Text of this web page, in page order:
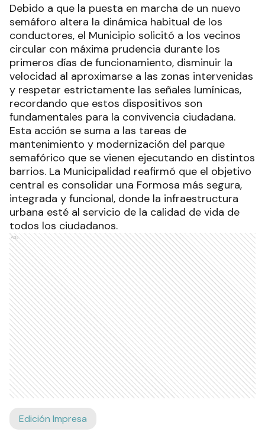
Debido a que la puesta en marcha de un nuevo
semáforo altera la dinámica habitual de los
conductores, el Municipio solicitó a los vecinos
circular con máxima prudencia durante los
primeros días de funcionamiento, disminuir la
velocidad al aproximarse a las zonas intervenidas
y respetar estrictamente las señales lumínicas,
recordando que estos dispositivos son
fundamentales para la convivencia ciudadana.
Esta acción se suma a las tareas de
mantenimiento y modernización del parque
semafórico que se vienen ejecutando en distintos
barrios. La Municipalidad reafirmó que el objetivo
central es consolidar una Formosa más segura,
integrada y funcional, donde la infraestructura
urbana esté al servicio de la calidad de vida de
todos los ciudadanos.
Ads
Edición Impresa